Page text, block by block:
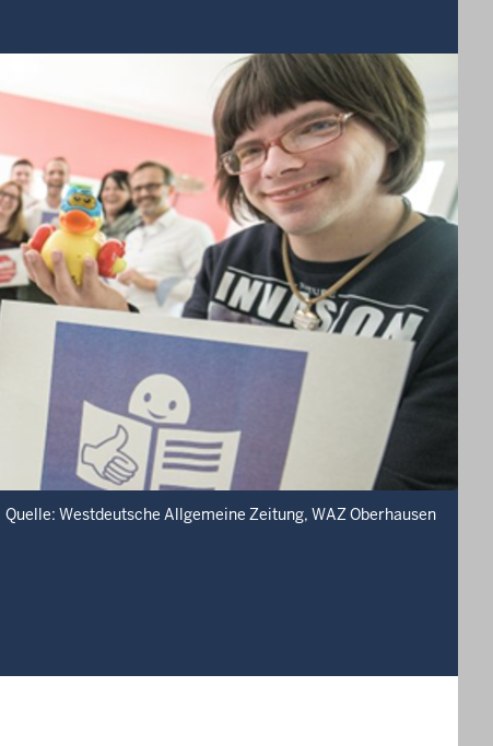
Quelle: Westdeutsche Allgemeine Zeitung, WAZ Oberhausen